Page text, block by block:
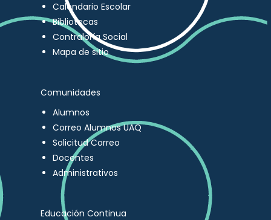
Calendario Escolar
Bibliotecas
Contraloría Social
Mapa de sitio
Comunidades
Alumnos
Correo Alumnos UAQ
Solicitud Correo
Docentes
Administrativos
Educación Continua